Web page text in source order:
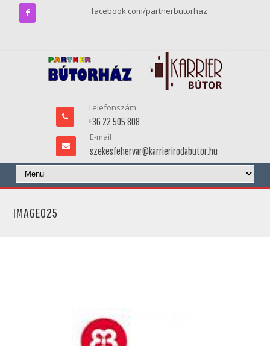
facebook.com/partnerbutorhaz
Telefonszám
+36 22 505 808
E-mail
szekesfehervar@karrierirodabutor.hu
IMAGE025